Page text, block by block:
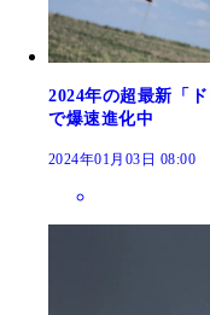
2024年の超最新「
で爆速進化中
2024年01月03日 08:00